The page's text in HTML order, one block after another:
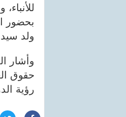
بحضور
ولد
وأشار
حقوق
رؤية